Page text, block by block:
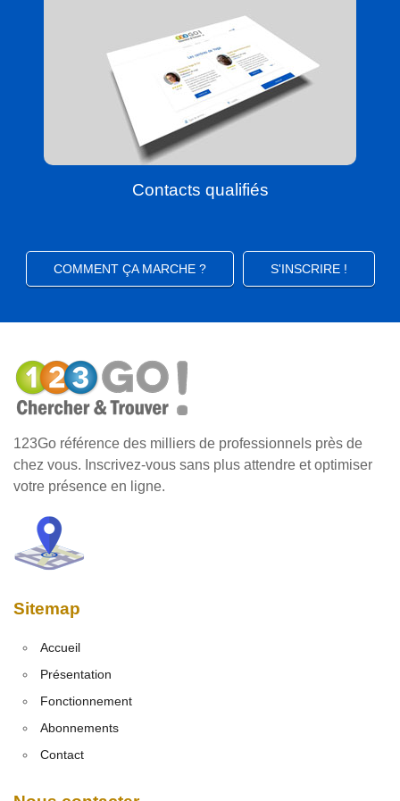
Contacts qualifiés
COMMENT ÇA MARCHE ? S'INSCRIRE !
123Go référence des milliers de professionnels près de
chez vous. Inscrivez-vous sans plus attendre et optimiser
votre présence en ligne.
Sitemap
Accueil
Présentation
Fonctionnement
Abonnements
Contact